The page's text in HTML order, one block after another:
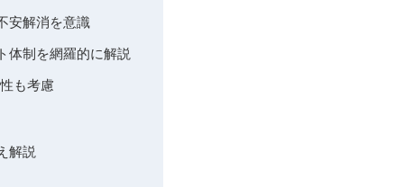
安解消を意識
体制を網羅的に解説
も考慮
解説